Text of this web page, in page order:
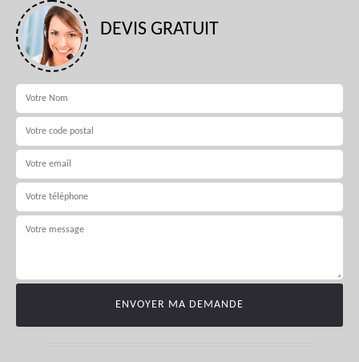
DEVIS GRATUIT